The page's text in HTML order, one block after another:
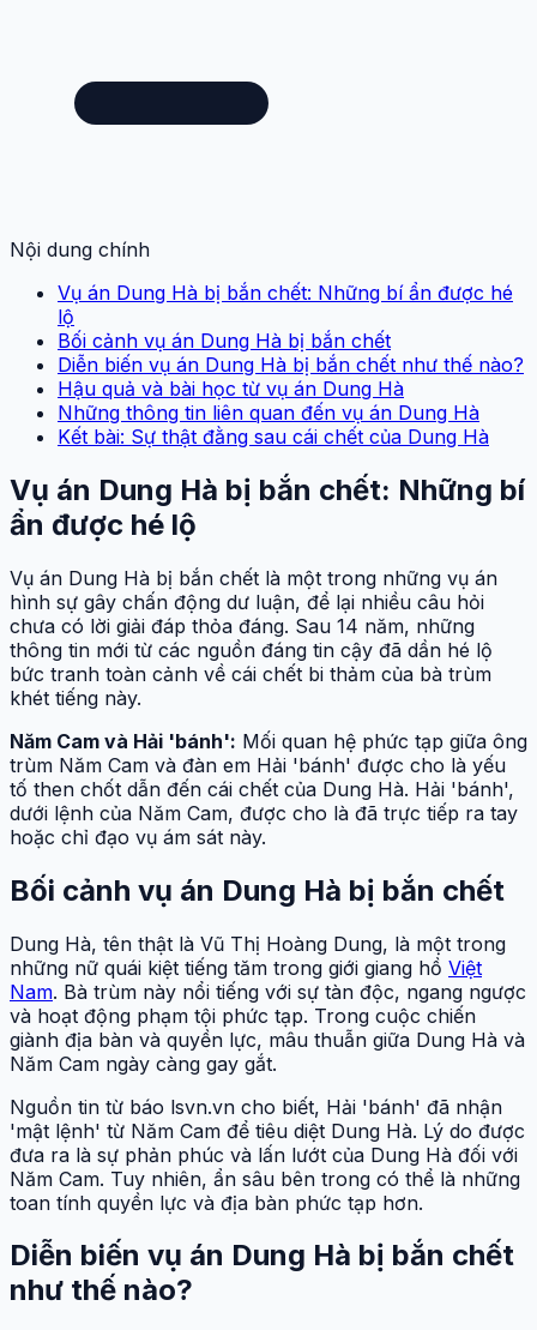
Nội dung chính
Vụ án Dung Hà bị bắn chết: Những bí ẩn được hé
lộ
Bối cảnh vụ án Dung Hà bị bắn chết
Diễn biến vụ án Dung Hà bị bắn chết như thế nào?
Hậu quả và bài học từ vụ án Dung Hà
Những thông tin liên quan đến vụ án Dung Hà
Kết bài: Sự thật đằng sau cái chết của Dung Hà
Vụ án Dung Hà bị bắn chết: Những bí
ẩn được hé lộ
Vụ án Dung Hà bị bắn chết là một trong những vụ án
hình sự gây chấn động dư luận, để lại nhiều câu hỏi
chưa có lời giải đáp thỏa đáng. Sau 14 năm, những
thông tin mới từ các nguồn đáng tin cậy đã dần hé lộ
bức tranh toàn cảnh về cái chết bi thảm của bà trùm
khét tiếng này.
Năm Cam và Hải 'bánh': Mối quan hệ phức tạp giữa ông
trùm Năm Cam và đàn em Hải 'bánh' được cho là yếu
tố then chốt dẫn đến cái chết của Dung Hà. Hải 'bánh',
dưới lệnh của Năm Cam, được cho là đã trực tiếp ra tay
hoặc chỉ đạo vụ ám sát này.
Bối cảnh vụ án Dung Hà bị bắn chết
Dung Hà, tên thật là Vũ Thị Hoàng Dung, là một trong
những nữ quái kiệt tiếng tăm trong giới giang hồ Việt
Nam. Bà trùm này nổi tiếng với sự tàn độc, ngang ngược
và hoạt động phạm tội phức tạp. Trong cuộc chiến
giành địa bàn và quyền lực, mâu thuẫn giữa Dung Hà và
Năm Cam ngày càng gay gắt.
Nguồn tin từ báo lsvn.vn cho biết, Hải 'bánh' đã nhận
'mật lệnh' từ Năm Cam để tiêu diệt Dung Hà. Lý do được
đưa ra là sự phản phúc và lấn lướt của Dung Hà đối với
Năm Cam. Tuy nhiên, ẩn sâu bên trong có thể là những
toan tính quyền lực và địa bàn phức tạp hơn.
Diễn biến vụ án Dung Hà bị bắn chết
như thế nào?